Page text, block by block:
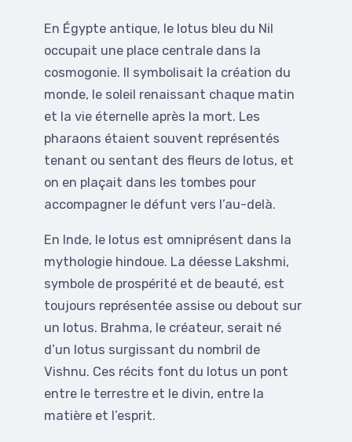
En Égypte antique, le lotus bleu du Nil
occupait une place centrale dans la
cosmogonie. Il symbolisait la création du
monde, le soleil renaissant chaque matin
et la vie éternelle après la mort. Les
pharaons étaient souvent représentés
tenant ou sentant des fleurs de lotus, et
on en plaçait dans les tombes pour
accompagner le défunt vers l’au-delà.
En Inde, le lotus est omniprésent dans la
mythologie hindoue. La déesse Lakshmi,
symbole de prospérité et de beauté, est
toujours représentée assise ou debout sur
un lotus. Brahma, le créateur, serait né
d’un lotus surgissant du nombril de
Vishnu. Ces récits font du lotus un pont
entre le terrestre et le divin, entre la
matière et l’esprit.